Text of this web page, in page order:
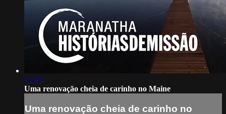
15:40
Uma renovação cheia de carinho no Maine
Uma renovação cheia de carinho no